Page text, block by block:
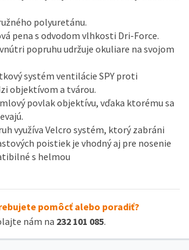
polyuretánu.
pena s odvodom vlhkosti Dri-Force.
popruhu udržuje okuliare na svojom
systém ventilácie SPY proti
objektívom a tvárou.
povlak objektívu, vďaka ktorému sa
využíva Velcro systém, ktorý zabráni
poistiek je vhodný aj pre nosenie
s helmou
pomôcť alebo poradiť?
nám na 232 101 085.